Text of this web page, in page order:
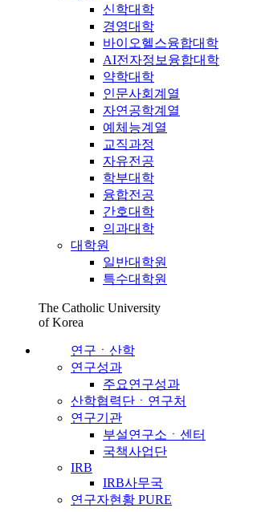
신학대학
경영대학
바이오헬스융합대학
AI전자정보융합대학
약학대학
인문사회계열
자연공학계열
예체능계열
교직과정
자유전공
학부대학
융합전공
간호대학
의과대학
대학원
일반대학원
특수대학원
The Catholic University
of Korea
연구ㆍ산학
연구성과
주요연구성과
산학협력단ㆍ연구처
연구기관
부설연구소ㆍ센터
국책사업단
IRB
IRB사무국
연구자현황 PURE